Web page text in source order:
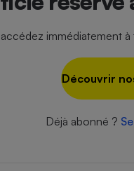
immédiatement
Découvrir
Déjà abonné ?
Radiateur électrique
Antimoustique